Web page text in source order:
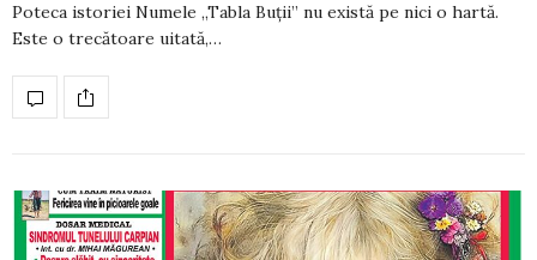
Poteca istoriei Numele „Tabla Buții” nu există pe nici o hartă.
Este o trecătoare uitată,…